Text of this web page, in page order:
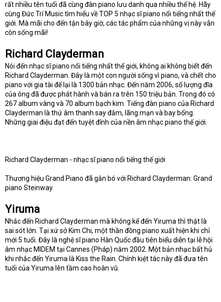
rất nhiều tên tuổi đã cùng đàn piano lưu danh qua nhiều thế hệ. Hãy
cùng Đức Trí Music tìm hiểu về TOP 5 nhạc sĩ piano nổi tiếng nhất thế
giới. Mà mãi cho đến tận bây giờ, các tác phẩm của những vị này vẫn
còn sống mãi!
Richard Clayderman
Nói đến nhạc sĩ piano nổi tiếng nhất thế giới, không ai không biết đến
Richard Clayderman. Đây là một con người sống vì piano, và chết cho
piano với gia tài để lại là 1300 bản nhạc. Đến năm 2006, số lượng đĩa
của ông đã được phát hành và bán ra trên 150 triệu bản. Trong đó có
267 album vàng và 70 album bạch kim. Tiếng đàn piano của Richard
Clayderman là thứ âm thanh say đắm, lãng mạn và bay bổng.
Những giai điệu đạt đến tuyệt đỉnh của nền âm nhạc piano thế giới.
Richard Clayderman - nhạc sĩ piano nổi tiếng thế giới
Thương hiệu Grand Piano đã gắn bó với Richard Clayderman: Grand
piano Steinway.
Yiruma
Nhắc đến Richard Clayderman mà không kể đến Yiruma thì thật là
sai sót lớn. Tại xứ sở Kim Chi, một thần đồng piano xuất hiện khi chỉ
mới 5 tuổi. Đây là nghệ sĩ piano Hàn Quốc đầu tiên biểu diễn tại lễ hội
âm nhạc MIDEM tại Cannes (Pháp) năm 2002. Một bản nhạc bất hủ
khi nhắc đến Yiruma là Kiss the Rain. Chính kiệt tác này đã đưa tên
tuổi của Yiruma lên tầm cao hoàn vũ.